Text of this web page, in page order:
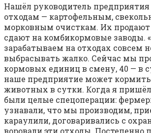
Нашёл руководитель
отходам — картофельным,
морковным очисткам. Их
сдают на комбикормовые заводы.
зарабатываем на отходах совсем
выбрасывать жалко. Сейчас мы
кормовых единиц в смену, 40 — в
наше предприятие может кормить
животных в сутки. Когда я пришёл
были целые спецоперации:
узнавали, что мы производим,
караулили, договаривались с
воровали эти отходы. Постепенно